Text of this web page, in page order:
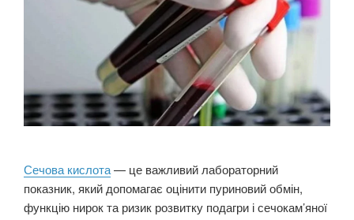
Сечова кислота— це важливий лабораторний
показник, який допомагає оцінити пуриновий обмін,
функцію нирок та ризик розвитку подагри і сечокам’яної